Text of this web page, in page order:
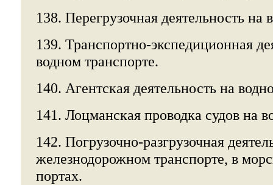
138. Перегрузочная деятельность на
139. Транспортно-экспедиционная
водном транспорте.
140. Агентская деятельность на
141. Лоцманская проводка судов на
142. Погрузочно-разгрузочная
железнодорожном транспорте, в
портах.